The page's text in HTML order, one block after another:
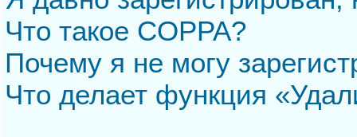
Что такое COPPA?
Почему я не могу
Что делает функция